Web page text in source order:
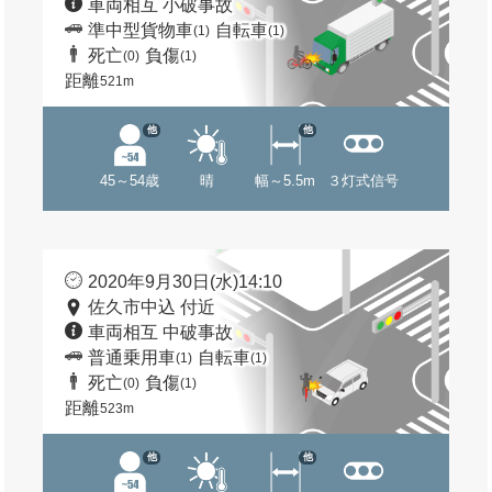
車両相互 小破事故
準中型貨物車(1) 自転車(1)
死亡(0) 負傷(1)
距離521m
45～54歳
他
晴 幅～5.5m
他
３灯式信号
2020年9月30日(水)14:10
佐久市中込 付近
車両相互 中破事故
普通乗用車(1) 自転車(1)
死亡(0) 負傷(1)
距離523m
他 他